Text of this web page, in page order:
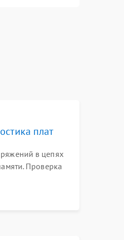
плат
в цепях
Проверка
флеш-памяти и